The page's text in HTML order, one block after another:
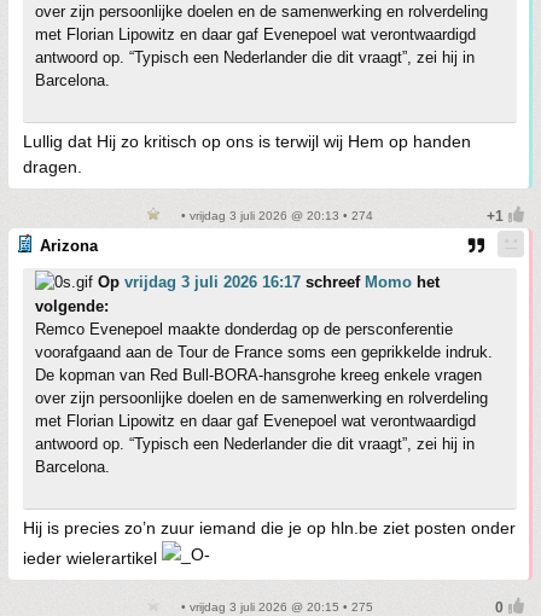
over zijn persoonlijke doelen en de samenwerking en rolverdeling
met Florian Lipowitz en daar gaf Evenepoel wat verontwaardigd
antwoord op. “Typisch een Nederlander die dit vraagt”, zei hij in
Barcelona.
Lullig dat Hij zo kritisch op ons is terwijl wij Hem op handen
dragen.
• vrijdag 3 juli 2026 @ 20:13 • 274
Arizona
Op vrijdag 3 juli 2026 16:17 schreef Momo het
volgende:
Remco Evenepoel maakte donderdag op de persconferentie
voorafgaand aan de Tour de France soms een geprikkelde indruk.
De kopman van Red Bull-BORA-hansgrohe kreeg enkele vragen
over zijn persoonlijke doelen en de samenwerking en rolverdeling
met Florian Lipowitz en daar gaf Evenepoel wat verontwaardigd
antwoord op. “Typisch een Nederlander die dit vraagt”, zei hij in
Barcelona.
Hij is precies zo’n zuur iemand die je op hln.be ziet posten onder
ieder wielerartikel
• vrijdag 3 juli 2026 @ 20:15 • 275